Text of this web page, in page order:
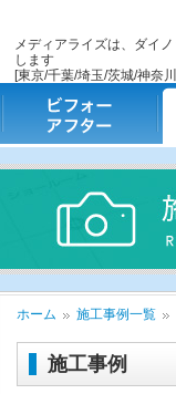
メディアライズは、ダイ
します
[東京/千葉/埼玉/茨城/神奈
ビフォー・アフター 施
ホーム 施工事例一覧
施工事例